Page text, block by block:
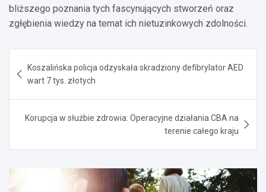
bliższego poznania tych fascynujących stworzeń oraz
zgłębienia wiedzy na temat ich nietuzinkowych zdolności.
wpisu
Koszalińska policja odzyskała skradziony defibrylator AED
wart 7 tys. złotych
Korupcja w służbie zdrowia: Operacyjne działania CBA na
terenie całego kraju